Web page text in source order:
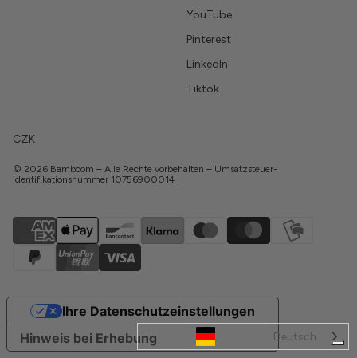
YouTube
Pinterest
LinkedIn
Tiktok
Deutsch
CZK
© 2026 Bamboom – Alle Rechte vorbehalten – Umsatzsteuer-
Identifikationsnummer 10756900014
Hinweis bei Erhebung
Ihre Datenschutzeinstellungen